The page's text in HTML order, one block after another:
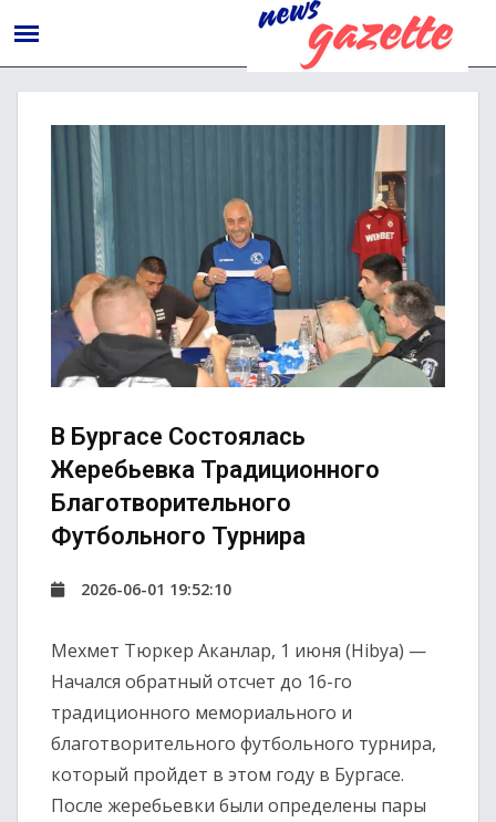
В Бургасе Состоялась
Жеребьевка Традиционного
Благотворительного
Футбольного Турнира
2026-06-01 19:52:10
Мехмет Тюркер Аканлар, 1 июня (Hibya) —
Начался обратный отсчет до 16-го
традиционного мемориального и
благотворительного футбольного турнира,
который пройдет в этом году в Бургасе.
После жеребьевки были определены пары